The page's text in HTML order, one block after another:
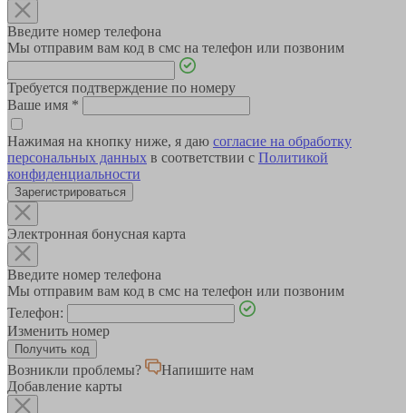
Введите номер телефона
Мы отправим вам код в смс на телефон или позвоним
Требуется подтверждение по номеру
Ваше имя *
Нажимая на кнопку ниже, я даю согласие на обработку
персональных данных в соответствии с Политикой
конфиденциальности
Зарегистрироваться
Электронная бонусная карта
Введите номер телефона
Мы отправим вам код в смс на телефон или позвоним
Телефон:
Изменить номер
Возникли проблемы?
Напишите нам
Добавление карты